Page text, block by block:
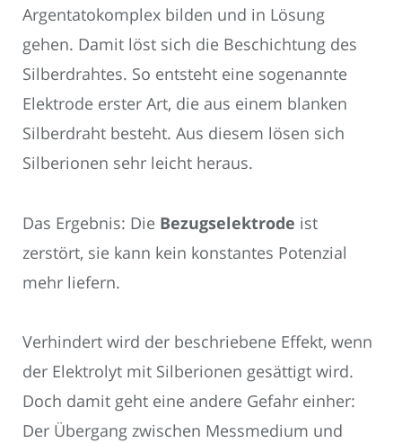
Argentatokomplex bilden und in Lösung
gehen. Damit löst sich die Beschichtung des
Silberdrahtes. So entsteht eine sogenannte
Elektrode erster Art, die aus einem blanken
Silberdraht besteht. Aus diesem lösen sich
Silberionen sehr leicht heraus.
Das Ergebnis: Die Bezugselektrode ist
zerstört, sie kann kein konstantes Potenzial
mehr liefern.
Verhindert wird der beschriebene Effekt, wenn
der Elektrolyt mit Silberionen gesättigt wird.
Doch damit geht eine andere Gefahr einher:
Der Übergang zwischen Messmedium und